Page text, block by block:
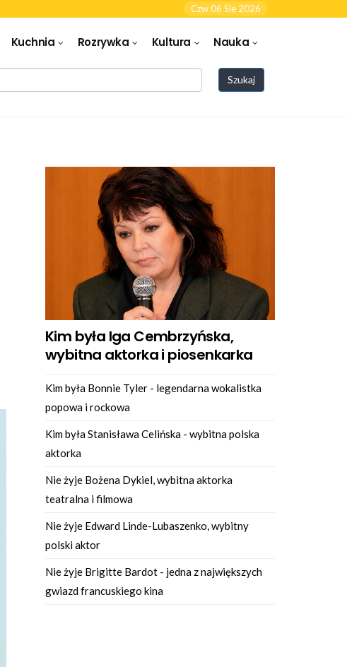
Czw 06 Sie 2026
Kuchnia Rozrywka Kultura Nauka
Szukaj
Kim była Iga Cembrzyńska,
wybitna aktorka i piosenkarka
Kim była Bonnie Tyler - legendarna wokalistka
popowa i rockowa
Kim była Stanisława Celińska - wybitna polska
aktorka
Nie żyje Bożena Dykiel, wybitna aktorka
teatralna i filmowa
Nie żyje Edward Linde-Lubaszenko, wybitny
polski aktor
Nie żyje Brigitte Bardot - jedna z największych
gwiazd francuskiego kina